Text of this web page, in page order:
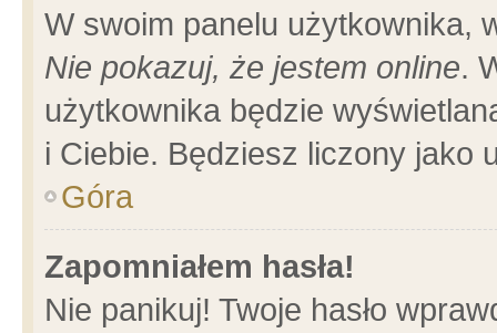
W swoim panelu użytkownika,
Nie pokazuj, że jestem online.
użytkownika będzie
i Ciebie. Będziesz liczony jako
Góra
Zapomniałem hasła!
Nie panikuj! Twoje hasło